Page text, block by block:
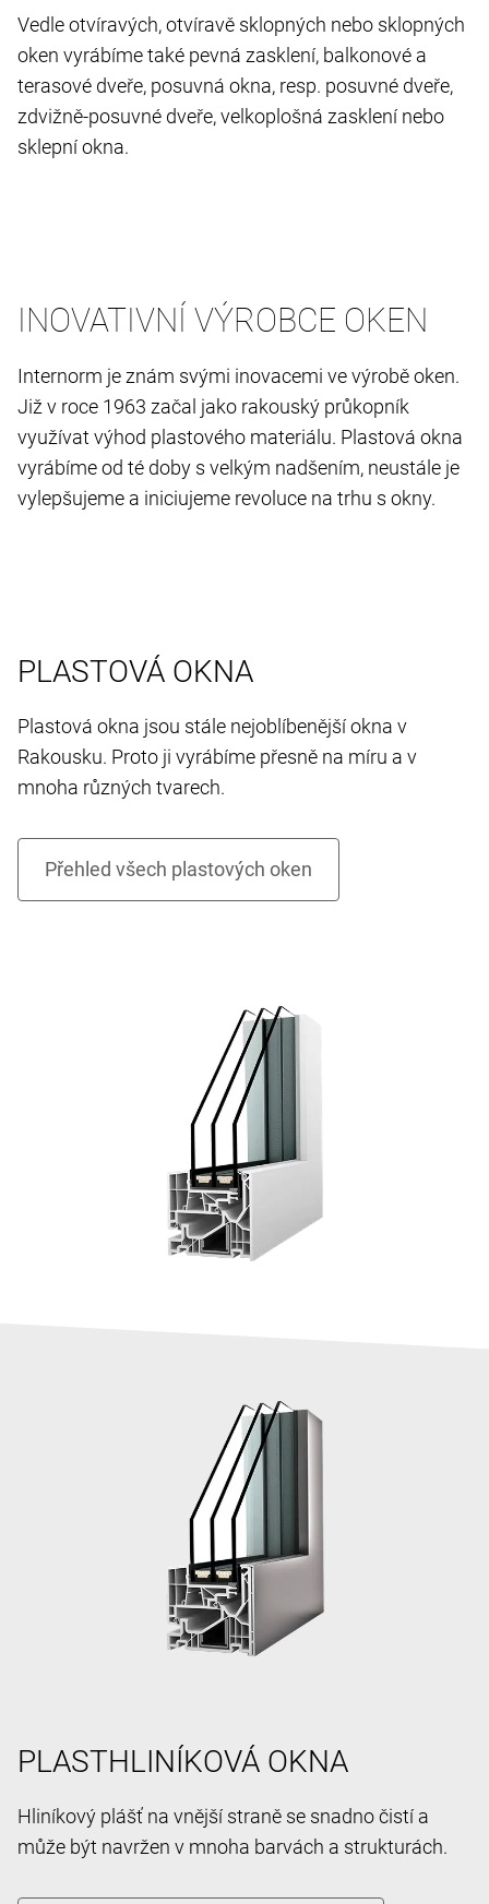
Vedle otvíravých, otvíravě sklopných nebo sklopných
oken vyrábíme také pevná zasklení, balkonové a
terasové dveře, posuvná okna, resp. posuvné dveře,
zdvižně-posuvné dveře, velkoplošná zasklení nebo
sklepní okna.
INOVATIVNÍ VÝROBCE OKEN
Internorm je znám svými inovacemi ve výrobě oken.
Již v roce 1963 začal jako rakouský průkopník
využívat výhod plastového materiálu. Plastová okna
vyrábíme od té doby s velkým nadšením, neustále je
vylepšujeme a iniciujeme revoluce na trhu s okny.
PLASTOVÁ OKNA
Plastová okna jsou stále nejoblíbenější okna v
Rakousku. Proto ji vyrábíme přesně na míru a v
mnoha různých tvarech.
PLASTHLINÍKOVÁ OKNA
Hliníkový plášť na vnější straně se snadno čistí a
může být navržen v mnoha barvách a strukturách.